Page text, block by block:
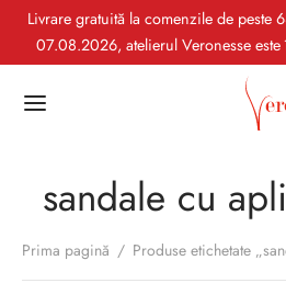
Livrare gratuită la comenzile de peste
07.08.2026, atelierul Veronesse
sandale cu
Prima pagină / Produse etichetate